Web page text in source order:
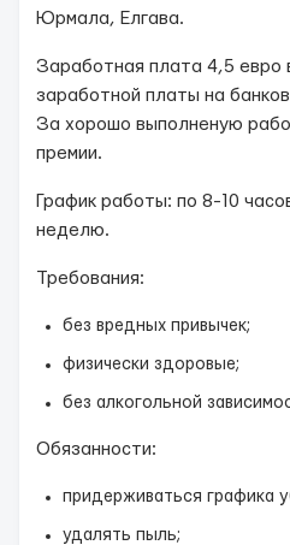
Юрмала, Елгава.
Заработная плата 4,5 евро
заработной платы на
За хорошо выполненую
премии.
График работы: по 8-10
неделю.
Требования:
без вредных привычек;
физически здоровые;
без алкогольной
Обязанности:
придерживаться графика
удалять пыль;